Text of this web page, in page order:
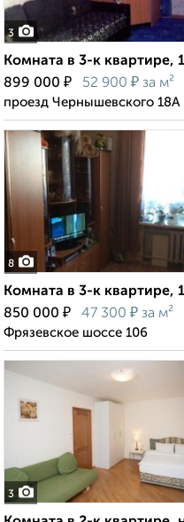
3
Комната в 3-к квартире,
899 000 ₽ 52 900 ₽ за м²
проезд Чернышевского 18А
8
Комната в 3-к квартире,
850 000 ₽ 47 300 ₽ за м²
Фрязевское шоссе 106
3